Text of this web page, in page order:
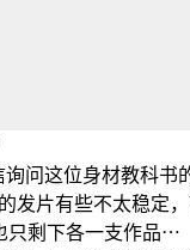
问这位身材教科书
发片有些不太稳定
只剩下各一支作品⋯